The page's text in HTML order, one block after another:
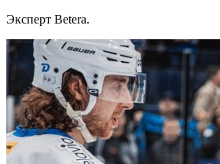
Эксперт Betera.